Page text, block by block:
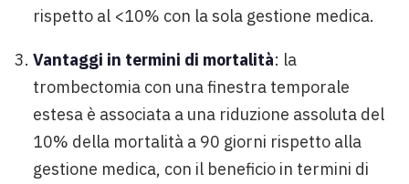
rispetto al <10% con la sola gestione medica.
Vantaggi in termini di mortalità: la
trombectomia con una finestra temporale
estesa è associata a una riduzione assoluta del
10% della mortalità a 90 giorni rispetto alla
gestione medica, con il beneficio in termini di